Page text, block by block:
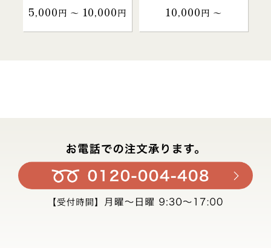
5,000円 〜 10,000円 10,000円 〜